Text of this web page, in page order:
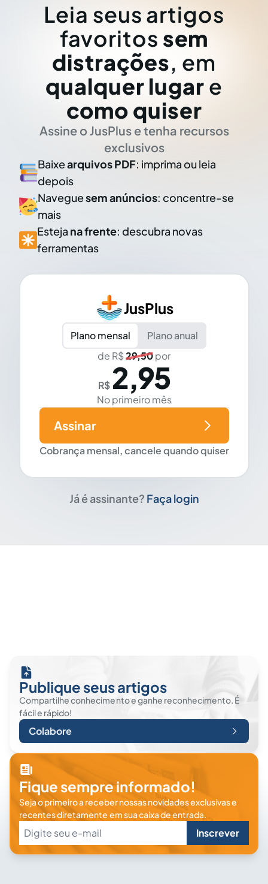
Leia seus artigos
favoritos sem
distrações, em
qualquer lugar e
como quiser
Assine o JusPlus e tenha recursos
exclusivos
Baixearquivos PDF: imprima ou leia
depois
Naveguesem anúncios: concentre-se
mais
Esteja na frente: descubra novas
ferramentas
JusPlus
Plano mensal
Plano anual
de R$29,50por
R$ 2,95
No primeiro mês
Cobrança mensal, cancele quando quiser
Assinar
Já é assinante? Faça login
Publique seus artigos
Compartilhe conhecimento e ganhe reconhecimento. É
fácil e rápido!
Colabore
Fique sempre informado!
Seja o primeiro a receber nossas novidades exclusivas e
recentes diretamente em sua caixa de entrada.
Inscrever